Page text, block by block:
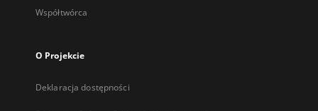
Współtwórca
O Projekcie
Deklaracja dostępności